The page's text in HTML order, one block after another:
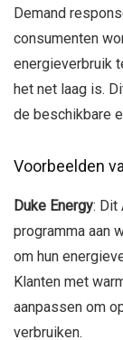
Demand
consumenten
energieverbruik
het net laag is.
de beschikbare
Voorbeelden
Duke Energy: Dit
programma aan
om hun
Klanten met
aanpassen om
verbruiken.